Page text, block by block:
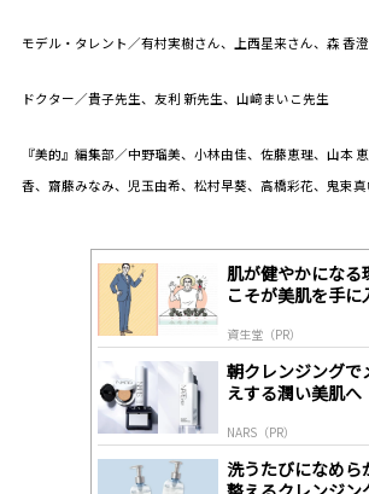
モデル・タレント／有村実樹さん、上西星来さん、森 香
ドクター／貴子先生、友利 新先生、山﨑まいこ先生
『美的』編集部／中野瑠美、小林由佳、佐藤恵理、山本
香、齋藤みなみ、児玉由希、松村早葵、高橋彩花、鬼束
肌が健やかになる
こそが美肌を手に
資生堂（PR）
朝クレンジングで
えする潤い美肌へ
NARS（PR）
洗うたびになめら